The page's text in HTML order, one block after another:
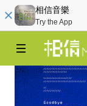
相信音樂
Try the App